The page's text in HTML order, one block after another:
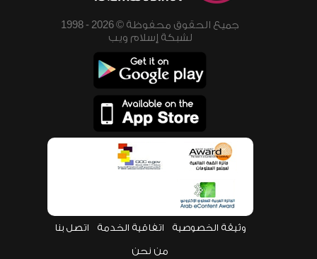
جميع الحقوق محفوظة © 2026 - 1998
لشبكة إسلام ويب
وثيقة الخصوصية اتفاقية الخدمة اتصل بنا
من نحن